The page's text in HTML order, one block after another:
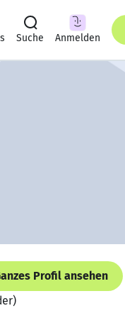
Suche Anmelden
Profil ansehen